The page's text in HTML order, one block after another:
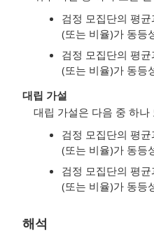
검정 모집단의 평
(또는 비율)가 동등
검정 모집단의 평
(또는 비율)가 동등
대립 가설
대립 가설은 다음 중 하나
검정 모집단의 평
(또는 비율)가 동등
검정 모집단의 평
(또는 비율)가 동등
해석